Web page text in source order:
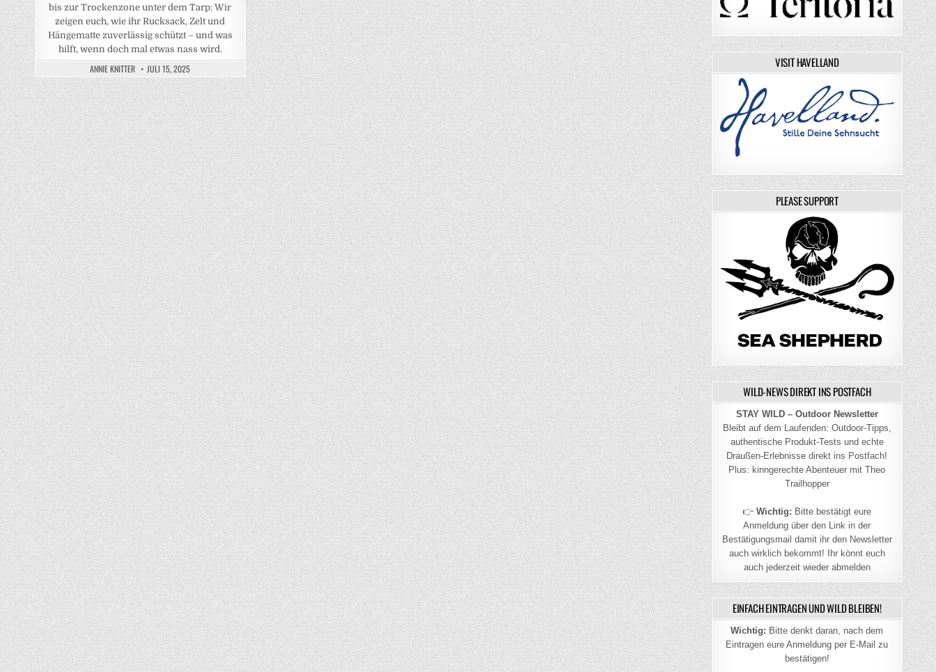
bis zur Trockenzone unter dem Tarp: Wir
zeigen euch, wie ihr Rucksack, Zelt und
Hängematte zuverlässig schützt – und was
hilft, wenn doch mal etwas nass wird.
ANNIE KNITTER JULI 15, 2025 VISIT HAVELLAND
PLEASE SUPPORT
WILD-NEWS DIREKT INS POSTFACH
STAY WILD – Outdoor Newsletter
Bleibt auf dem Laufenden: Outdoor-Tipps,
authentische Produkt-Tests und echte
Draußen-Erlebnisse direkt ins Postfach!
Plus: kinngerechte Abenteuer mit Theo
Trailhopper
👉Wichtig: Bitte bestätigt eure
Anmeldung über den Link in der
Bestätigungsmail damit ihr den Newsletter
auch wirklich bekommt! Ihr könnt euch
auch jederzeit wieder abmelden
EINFACH EINTRAGEN UND WILD BLEIBEN!
Wichtig: Bitte denkt daran, nach dem
Eintragen eure Anmeldung per E-Mail zu
bestätigen!